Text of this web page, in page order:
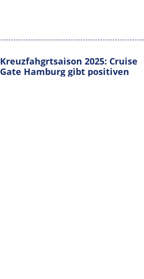
Kreuzfahgrtsaison 2025: Cruise
Gate Hamburg gibt positiven
VEREINSSATZUNG
MITGLIEDER-LOGIN